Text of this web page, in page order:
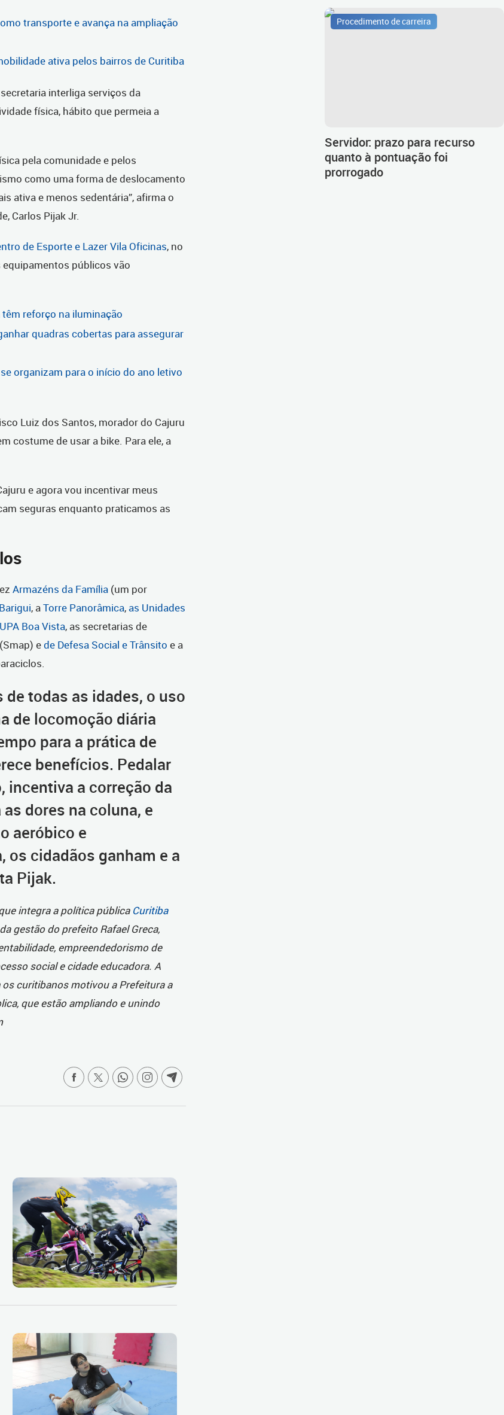
transporte e avança na ampliação
ativa pelos bairros de Curitiba
interliga serviços da
física, hábito que permeia a
pela comunidade e pelos
como uma forma de deslocamento
ativa e menos sedentária”, afirma o
Carlos Pijak Jr.
de Esporte e Lazer Vila Oficinas, no
públicos vão
reforço na iluminação
quadras cobertas para assegurar
organizam para o início do ano letivo
Luiz dos Santos, morador do Cajuru
costume de usar a bike. Para ele, a
e agora vou incentivar meus
seguras enquanto praticamos as
Armazéns da Família (um por
, aTorre Panorâmica, as Unidades
Boa Vista, as secretarias de
(Smap) ede Defesa Social e Trânsito e a
de todas as idades, o uso
de locomoção diária
para a prática de
benefícios. Pedalar
incentiva a correção da
dores na coluna, e
aeróbico e
os cidadãos ganham e a
Pijak.
integra a política pública Curitiba
gestão do prefeito Rafael Greca,
empreendedorismo de
social e cidade educadora. A
curitibanos motivou a Prefeitura a
que estão ampliando e unindo
Procedimento de carreira
Servidor: prazo para recurso
quanto à pontuação foi
prorrogado